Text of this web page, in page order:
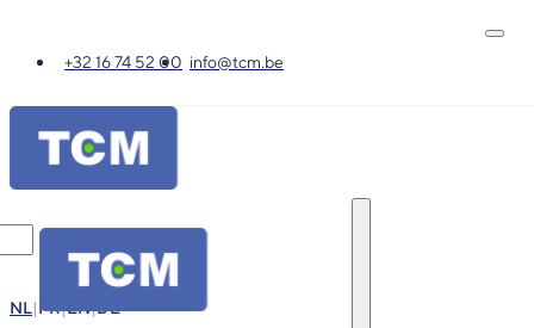
+32 16 74 52 00 info@tcm.be
NL|FR|EN|DE